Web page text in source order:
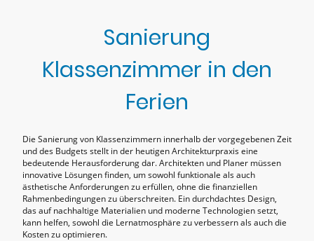
Sanierung
Klassenzimmer in den
Ferien
Die Sanierung von Klassenzimmern innerhalb der vorgegebenen Zeit
und des Budgets stellt in der heutigen Architekturpraxis eine
bedeutende Herausforderung dar. Architekten und Planer müssen
innovative Lösungen finden, um sowohl funktionale als auch
ästhetische Anforderungen zu erfüllen, ohne die finanziellen
Rahmenbedingungen zu überschreiten. Ein durchdachtes Design,
das auf nachhaltige Materialien und moderne Technologien setzt,
kann helfen, sowohl die Lernatmosphäre zu verbessern als auch die
Kosten zu optimieren.